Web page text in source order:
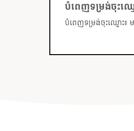
បំពេញទម្រង់ចុះឈ្ម
បំពេញទម្រង់ចុះឈ្មោះ